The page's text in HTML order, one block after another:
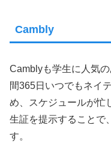
Cambly
Camblyも学生に人気
間365日いつでもネイ
め、スケジュールが忙
生証を提示することで
す。